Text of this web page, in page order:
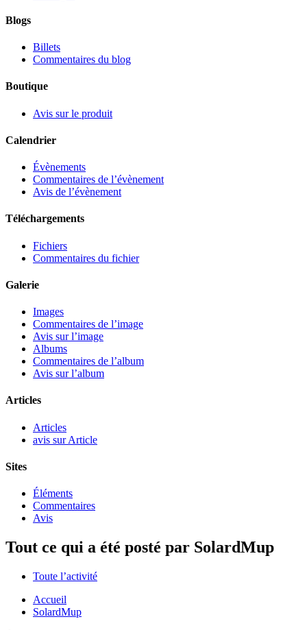
Blogs
Billets
Commentaires du blog
Boutique
Avis sur le produit
Calendrier
Évènements
Commentaires de l’évènement
Avis de l’évènement
Téléchargements
Fichiers
Commentaires du fichier
Galerie
Images
Commentaires de l’image
Avis sur l’image
Albums
Commentaires de l’album
Avis sur l’album
Articles
Articles
avis sur Article
Sites
Éléments
Commentaires
Avis
Tout ce qui a été posté par SolardMup
Toute l’activité
Accueil
SolardMup